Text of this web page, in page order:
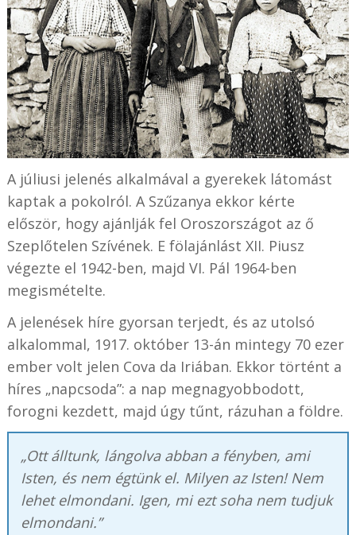
A júliusi jelenés alkalmával a gyerekek látomást
kaptak a pokolról. A Szűzanya ekkor kérte
először, hogy ajánlják fel Oroszországot az ő
Szeplőtelen Szívének. E fölajánlást XII. Piusz
végezte el 1942-ben, majd VI. Pál 1964-ben
megismételte.
A jelenések híre gyorsan terjedt, és az utolsó
alkalommal, 1917. október 13-án mintegy 70 ezer
ember volt jelen Cova da Iriában. Ekkor történt a
híres „napcsoda”: a nap megnagyobbodott,
forogni kezdett, majd úgy tűnt, rázuhan a földre.
„Ott álltunk, lángolva abban a fényben, ami
Isten, és nem égtünk el. Milyen az Isten! Nem
lehet elmondani. Igen, mi ezt soha nem tudjuk
elmondani.”